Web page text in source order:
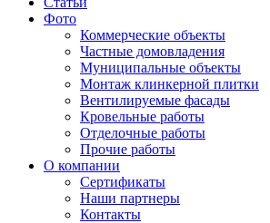
Фото
Коммерческие объекты
Частные домовладения
Муниципальные объекты
Монтаж клинкерной плитки
Вентилируемые фасады
Кровельные работы
Отделочные работы
Прочие работы
О компании
Сертификаты
Наши партнеры
Контакты